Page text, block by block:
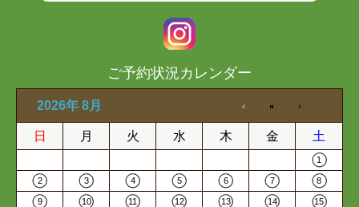
ご予約状況カレンダー
2026年 8月
日 月 火 水 木 金 土
1
2 3 4 5 6 7 8
9 10 11 12 13 14 15